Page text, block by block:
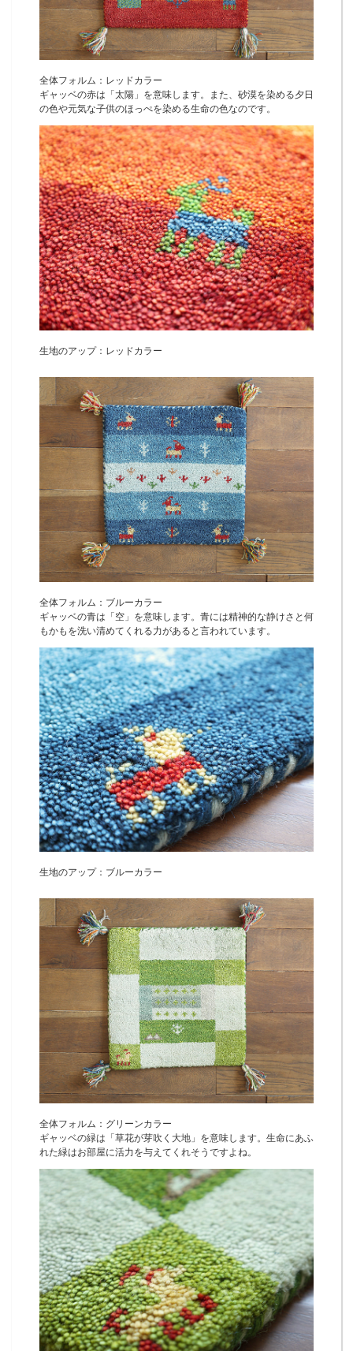
全体フォルム：レッドカラー
ギャッベの赤は「太陽」を意味します。また、砂漠を染める夕日
の色や元気な子供のほっぺを染める生命の色なのです。
生地のアップ：レッドカラー
全体フォルム：ブルーカラー
ギャッベの青は「空」を意味します。青には精神的な静けさと何
もかもを洗い清めてくれる力があると言われています。
生地のアップ：ブルーカラー
全体フォルム：グリーンカラー
ギャッベの緑は「草花が芽吹く大地」を意味します。生命にあふ
れた緑はお部屋に活力を与えてくれそうですよね。